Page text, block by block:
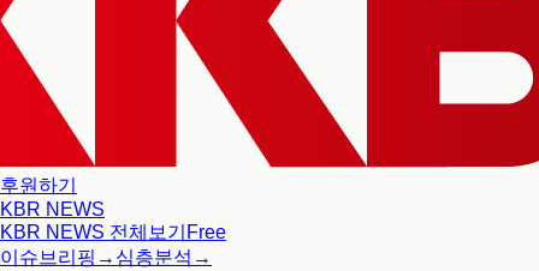
후원하기
KBR NEWS
KBR NEWS 전체보기 Free
이슈브리핑 → 심층분석 →